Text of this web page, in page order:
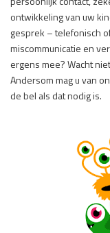
ontwikkeling van uw
gesprek – telefonisch
miscommunicatie en
ergens mee? Wacht
Andersom mag u van
de bel als dat nodig is.